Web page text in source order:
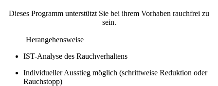
Dieses Programm unterstützt Sie bei ihrem Vorhaben rauchfrei zu
sein.
Herangehensweise
IST-Analyse des Rauchverhaltens
Individueller Ausstieg möglich (schrittweise Reduktion oder
Rauchstopp)